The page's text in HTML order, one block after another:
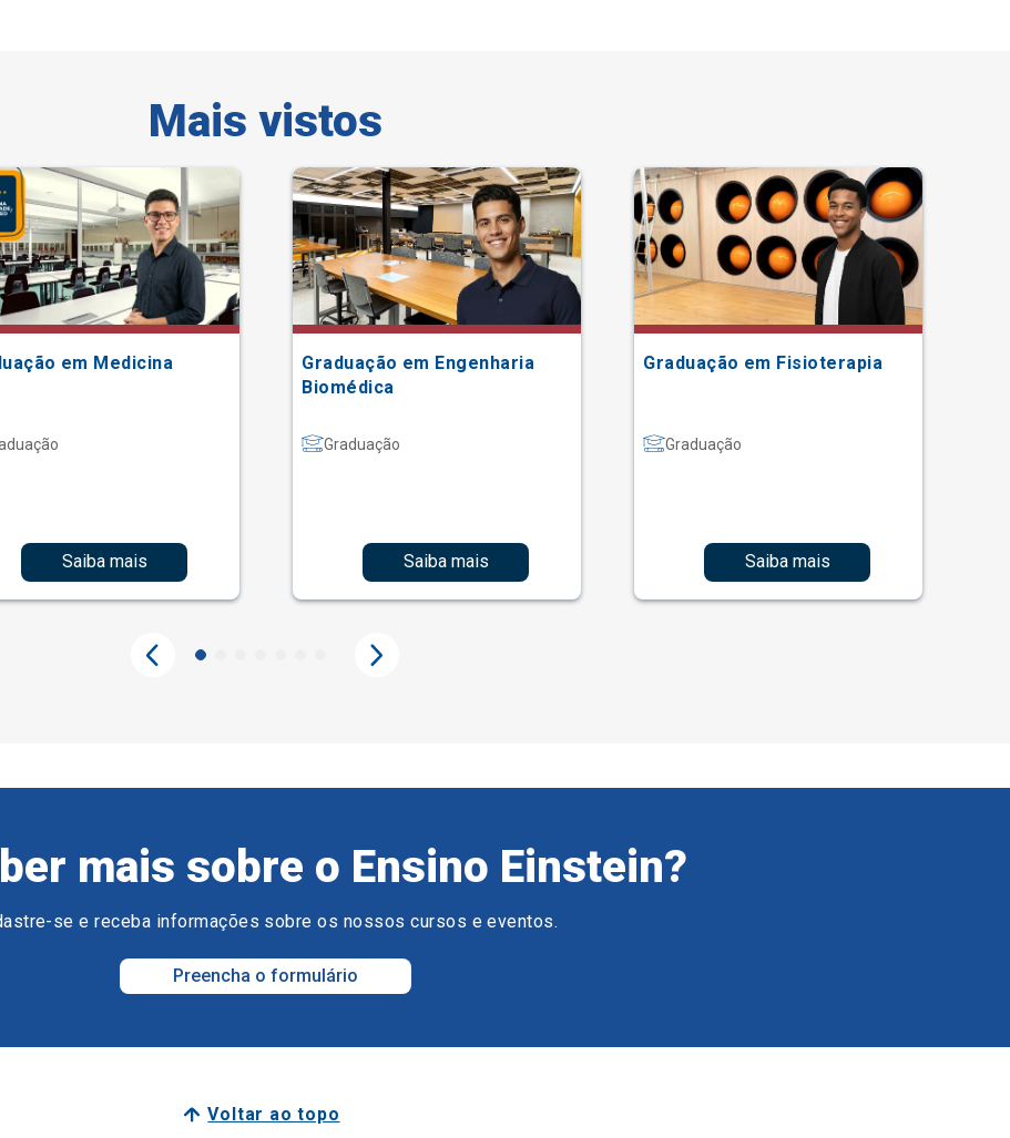
Mais vistos
em Medicina
Saiba mais
Graduação em Engenharia
Biomédica
Graduação
Saiba mais
Graduação em Fisioterapia
Graduação
Saiba mais
mais sobre o Ensino Einstein?
se e receba informações sobre os nossos cursos e eventos.
Preencha o formulário
Voltar ao topo